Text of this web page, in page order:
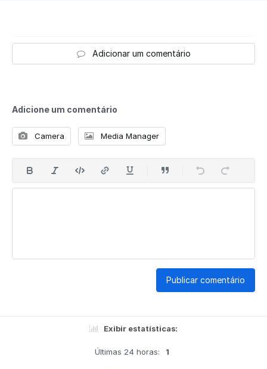
Adicionar um comentário
Adicione um comentário
Camera Media Manager
Publicar comentário
Exibir estatísticas:
Últimas 24 horas: 1